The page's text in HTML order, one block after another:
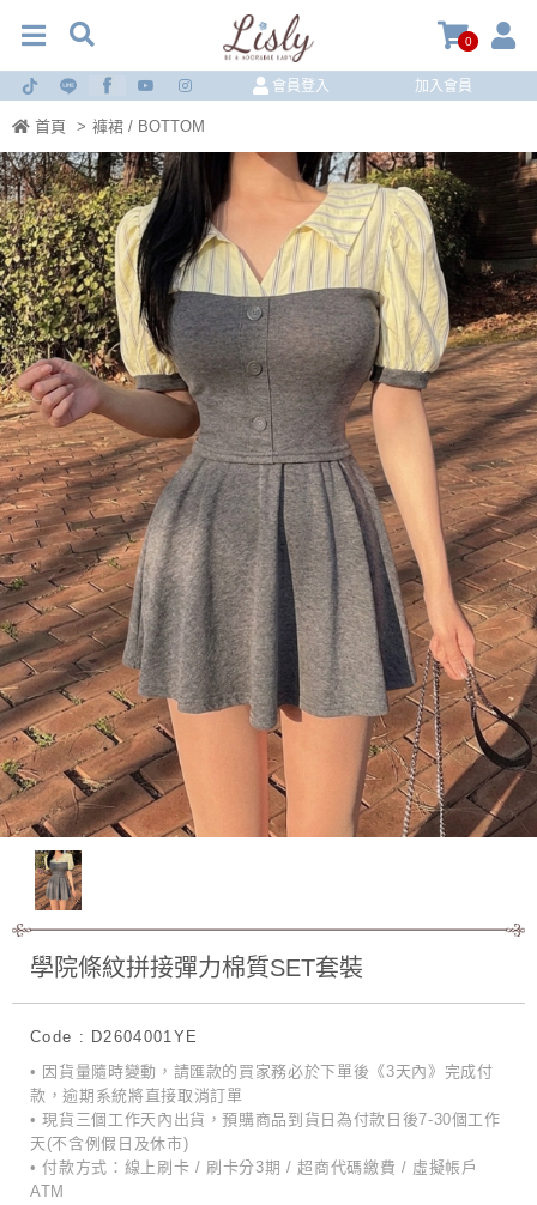
0
會員登入 加入會員
首頁 > 褲裙 / BOTTOM
學院條紋拼接彈力棉質SET套裝
Code : D2604001YE
• 因貨量隨時變動，請匯款的買家務必於下單後《3天內》完成付
款，逾期系統將直接取消訂單
• 現貨三個工作天內出貨，預購商品到貨日為付款日後7-30個工作
天(不含例假日及休市)
• 付款方式：線上刷卡 / 刷卡分3期 / 超商代碼繳費 / 虛擬帳戶
ATM